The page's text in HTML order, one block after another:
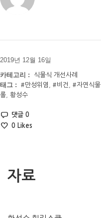
2019년 12월 16일
카테고리 :
식물식 개선사례
태그 : #만성위염 #비건 #자연식물
롤
황성수
댓글 0
0 Likes
자료